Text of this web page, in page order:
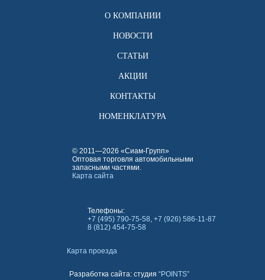
О КОМПАНИИ
НОВОСТИ
СТАТЬИ
АКЦИИ
КОНТАКТЫ
НОМЕНКЛАТУРА
© 2011—2026 «Сиам-Групп»
Оптовая торговля автомобильными
запасными частями.
Карта сайта
Телефоны:
+7 (495) 790-75-58, +7 (926) 586-11-87
8 (812) 454-75-58
Карта проезда
Разработка сайта: студия “POINTS”